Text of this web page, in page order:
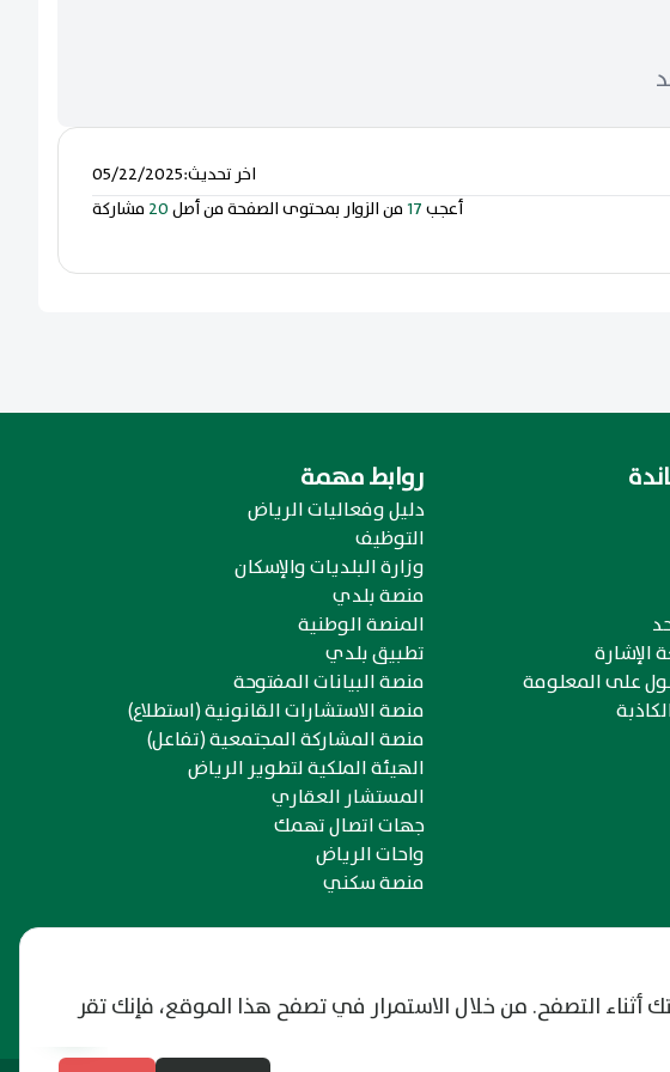
اخر تحديث:
05/22/2025
أعجب17 من الزوار بمحتوى الصفحة من أصل20 مشاركة
الإشارة
على المعلومة
روابط مهمة
دليل وفعاليات الرياض
التوظيف
وزارة البلديات والإسكان
منصة بلدي
المنصة الوطنية
تطبيق بلدي
منصة البيانات المفتوحة
منصة الاستشارات القانونية (استطلاع)
منصة المشاركة المجتمعية (تفاعل)
الهيئة الملكية لتطوير الرياض
المستشار العقاري
جهات اتصال تهمك
واحات الرياض
منصة سكني
التصفح. من خلال الاستمرار في تصفح هذا الموقع، فإنك تقر